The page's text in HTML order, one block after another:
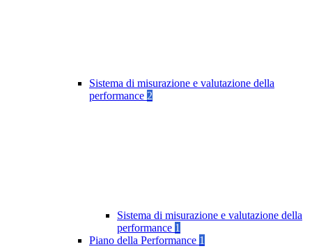
Sistema di misurazione e valutazione della
performance 2
Sistema di misurazione e valutazione della
performance 1
Piano della Performance 1